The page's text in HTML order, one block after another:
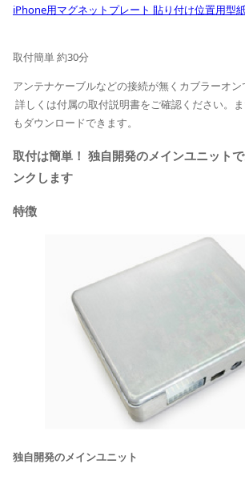
iPhone用マグネットプレート 貼り付け位置用型紙
取付簡単 約30分
アンテナケーブルなどの接続が無くカブラーオン
詳しくは付属の取付説明書をご確認ください。
もダウンロードできます。
取付は簡単！ 独自開発のメインユニット
ンクします
特徴
独自開発のメインユニット